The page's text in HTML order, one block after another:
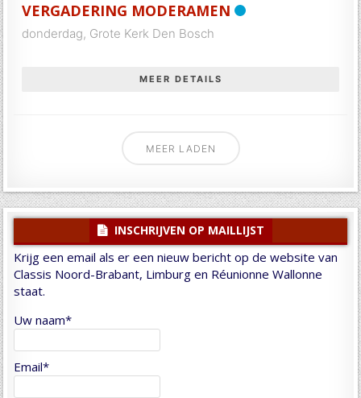
VERGADERING MODERAMEN
donderdag, Grote Kerk Den Bosch
MEER DETAILS
MEER LADEN
INSCHRIJVEN OP MAILLIJST
Krijg een email als er een nieuw bericht op de website van
Classis Noord-Brabant, Limburg en Réunionne Wallonne
staat.
Uw naam*
Email*